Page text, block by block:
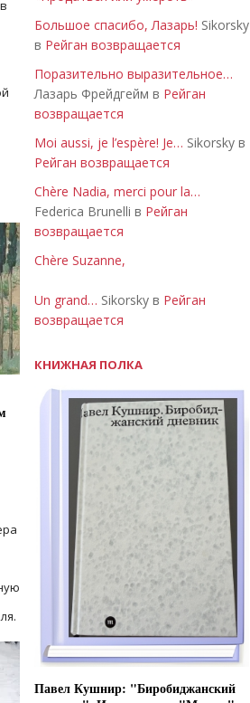
Большое спасибо, Лазарь! Sikorsky
в Рейган возвращается
Поразительно выразительное…
Лазарь Фрейдгейм в Рейган
возвращается
Moi aussi, je l’espère! Je… Sikorsky в
Рейган возвращается
Chère Nadia, merci pour la…
Federica Brunelli в Рейган
возвращается
Chère Suzanne,
Un grand… Sikorsky в Рейган
возвращается
КНИЖНАЯ ПОЛКА
Павел Кушнир: "Биробиджанский